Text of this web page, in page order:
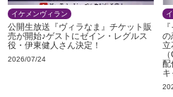
イケメンヴィラン
公開生放送『ヴィラなま』チケット販
売が開始♪ゲストにゼイン・レグルス
役・伊東健人さん決定！
2026/07/24
の
立
配
キ